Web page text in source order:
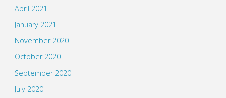
April 2021
January 2021
November 2020
October 2020
September 2020
July 2020